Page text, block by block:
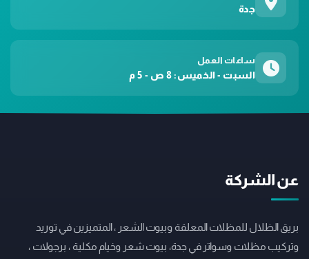
جدة
ساعات العمل
السبت - الخميس: 8 ص - 5 م
عن الشركة
بريق الظلال للمظلات المعلقة وبيوت الشعر ، المتميزين في توريد
وتركيب مظلات وسواتر في جدة، بيوت شعر وخيام مكلية ، برجولات ،